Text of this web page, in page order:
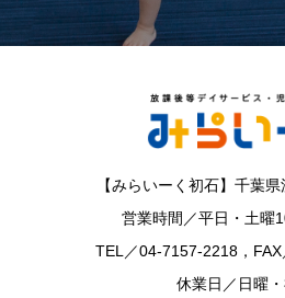
【みらいーく初石】千葉
営業時間／平日・土曜
TEL／04-7157-2218，
休業日／日曜